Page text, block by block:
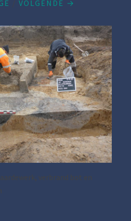
/ VOLGENDE →
verbrand bot en